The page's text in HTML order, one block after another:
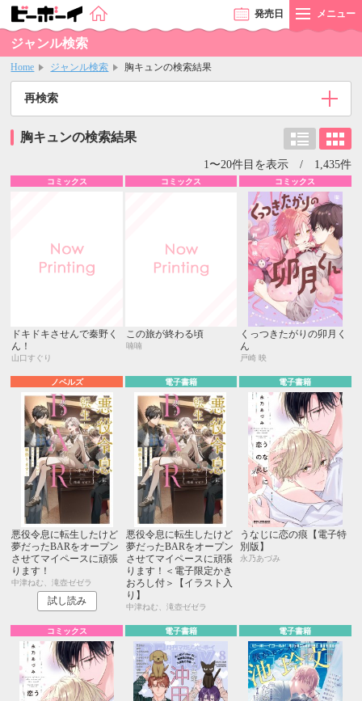
発売日 メニュー
ジャンル検索
Home ジャンル検索 胸キュンの検索結果
再検索
胸キュンの検索結果
1〜20件目を表示 / 1,435件
コミックス
ドキドキさせんで秦野く
ん！
山口すぐり
コミックス
この旅が終わる頃
喃喃
コミックス
くっつきたがりの卯月く
ん
戸崎 映
ノベルズ
悪役令息に転生したけど
夢だったBARをオープン
させてマイペースに頑張
ります！
中津ねむ、滝壺ゼゼラ
試し読み
電子書籍
悪役令息に転生したけど
夢だったBARをオープン
させてマイペースに頑張
ります！＜電子限定かき
おろし付＞【イラスト入
り】
中津ねむ、滝壺ゼゼラ
電子書籍
うなじに恋の痕【電子特
別版】
永乃あづみ
コミックス 電子書籍 電子書籍